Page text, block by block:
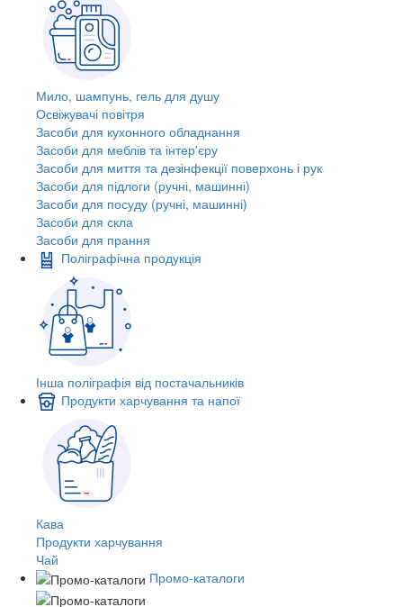
Мило, шампунь, гель для душу
Освіжувачі повітря
Засоби для кухонного обладнання
Засоби для меблів та інтер'єру
Засоби для миття та дезінфекції поверхонь і рук
Засоби для підлоги (ручні, машинні)
Засоби для посуду (ручні, машинні)
Засоби для скла
Засоби для прання
Поліграфічна продукція
Інша поліграфія від постачальників
Продукти харчування та напої
Кава
Продукти харчування
Чай
Промо-каталоги